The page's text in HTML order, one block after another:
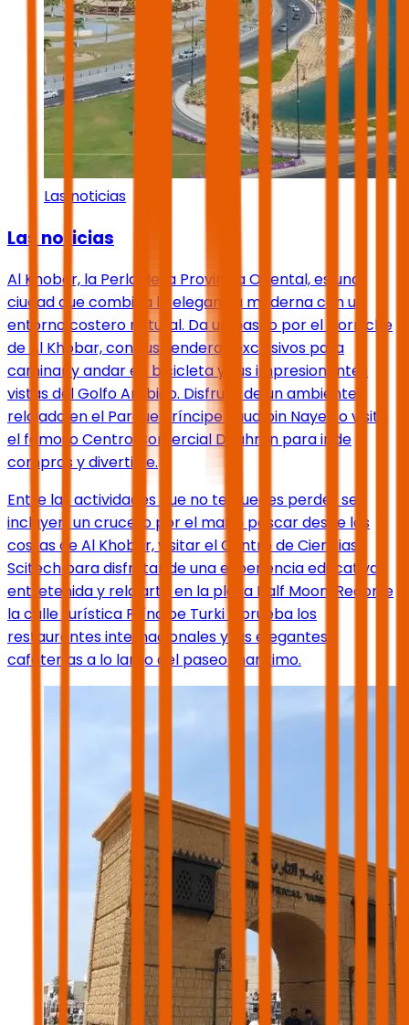
Las noticias
Las noticias
Al Khobar, la Perla de la Provincia Oriental, es una
ciudad que combina la elegancia moderna con un
entorno costero natural. Da un paseo por el Corniche
de Al Khobar, con sus senderos exclusivos para
caminar y andar en bicicleta y sus impresionantes
vistas del Golfo Arábigo. Disfruta de un ambiente
relajado en el Parque Príncipe Saud bin Nayef, o visita
el famoso Centro Comercial Dhahran para ir de
compras y divertirte.
Entre las actividades que no te puedes perder se
incluyen: un crucero por el mar o pescar desde las
costas de Al Khobar, visitar el Centro de Ciencias
Scitech para disfrutar de una experiencia educativa
entretenida y relajarte en la playa Half Moon. Recorre
la calle turística Príncipe Turki y prueba los
restaurantes internacionales y las elegantes
cafeterías a lo largo del paseo marítimo.